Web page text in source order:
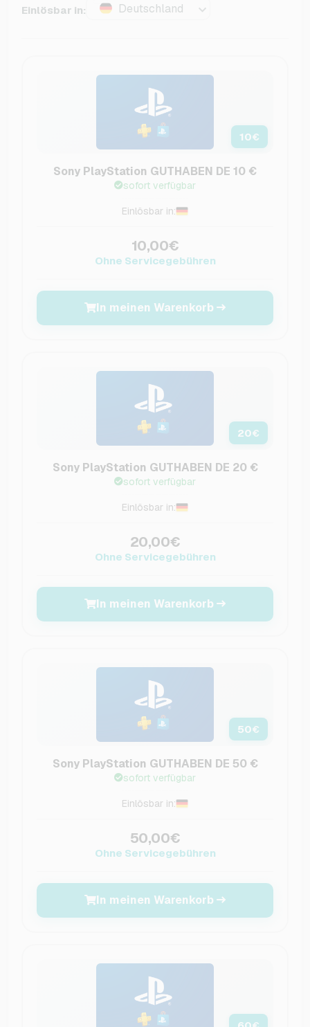
Einlösbar in: Deutschland
10€
Sony PlayStation GUTHABEN DE 10 €
sofort verfügbar
Einlösbar in:
10,00€
Ohne Servicegebühren
In meinen Warenkorb
20€
Sony PlayStation GUTHABEN DE 20 €
sofort verfügbar
Einlösbar in:
20,00€
Ohne Servicegebühren
In meinen Warenkorb
50€
Sony PlayStation GUTHABEN DE 50 €
sofort verfügbar
Einlösbar in:
50,00€
Ohne Servicegebühren
In meinen Warenkorb